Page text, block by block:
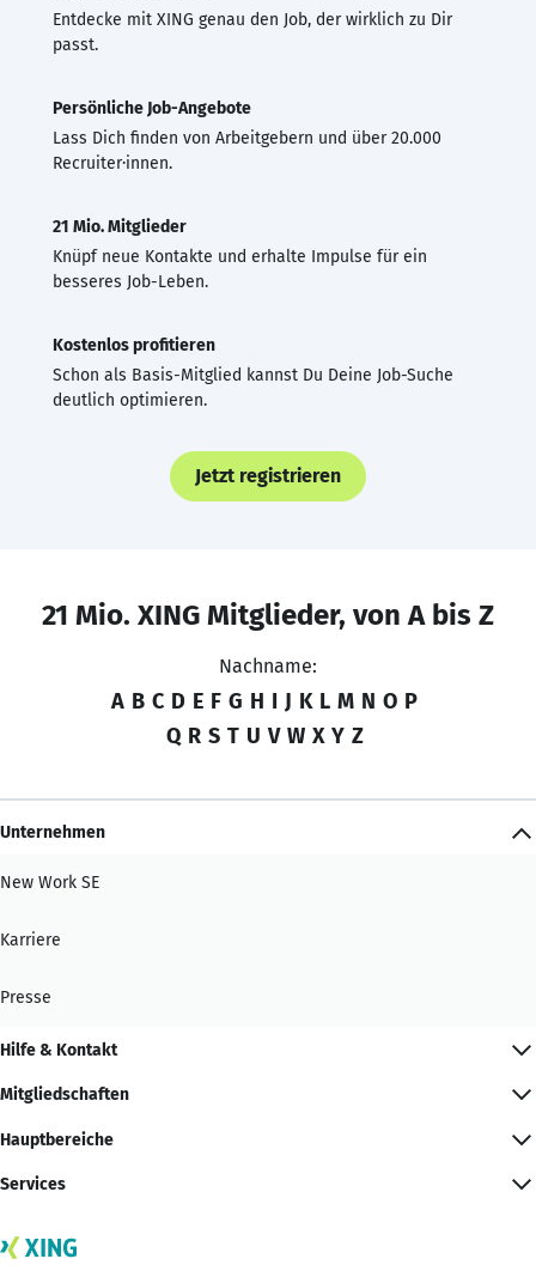
Entdecke mit XING genau den Job, der wirklich zu Dir
passt.
Persönliche Job-Angebote
Lass Dich finden von Arbeitgebern und über 20.000
Recruiter·innen.
21 Mio. Mitglieder
Knüpf neue Kontakte und erhalte Impulse für ein
besseres Job-Leben.
Kostenlos profitieren
Schon als Basis-Mitglied kannst Du Deine Job-Suche
deutlich optimieren.
Jetzt registrieren
21 Mio. XING Mitglieder, von A bis Z
Nachname:
A B C D E F G H I J K L M N O P
Q R S T U V W X Y Z
Unternehmen
New Work SE
Karriere
Presse
Hilfe & Kontakt
Mitgliedschaften
Hauptbereiche
Services